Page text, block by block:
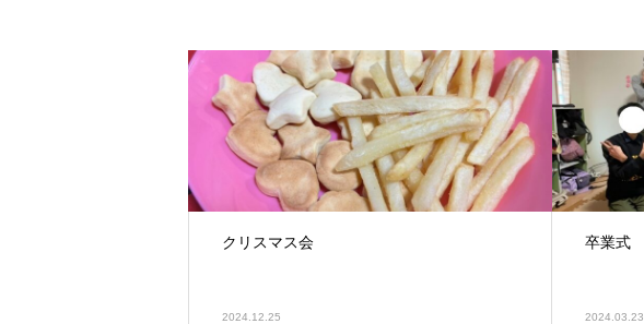
クリスマス会
2024.12.25
卒業式
2024.03.23